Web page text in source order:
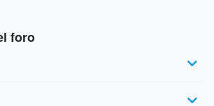
foro